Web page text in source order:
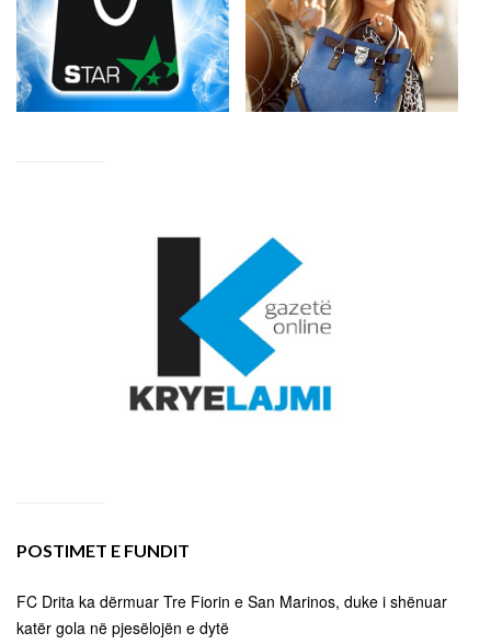
POSTIMET E FUNDIT
FC Drita ka dërmuar Tre Fiorin e San Marinos, duke i shënuar
katër gola në pjesëlojën e dytë